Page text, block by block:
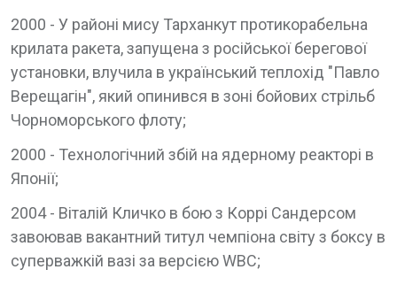
2000 - У районі мису Тарханкут протикорабельна
крилата ракета, запущена з російської берегової
установки, влучила в український теплохід "Павло
Верещагін", який опинився в зоні бойових стрільб
Чорноморського флоту;
2000 - Технологічний збій на ядерному реакторі в
Японії;
2004 - Віталій Кличко в бою з Коррі Сандерсом
завоював вакантний титул чемпіона світу з боксу в
суперважкій вазі за версією WBC;